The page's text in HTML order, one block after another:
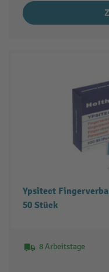
Ypsitect
50 Stück
8 Arbeitstage